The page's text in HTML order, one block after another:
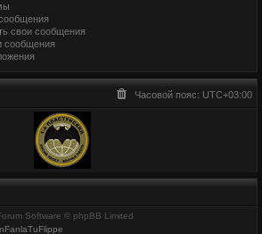
свои сообщения
сообщения
Часовой пояс: UTC+03:00
Software © phpBB Limited